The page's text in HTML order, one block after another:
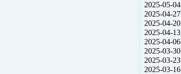
2025-05-04
2025-04-27
2025-04-20
2025-04-13
2025-04-06
2025-03-30
2025-03-23
2025-03-16